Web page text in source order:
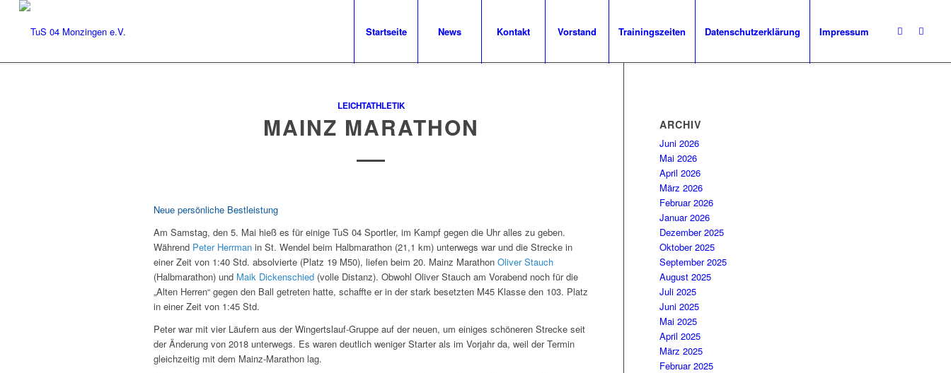
Startseite News Kontakt Vorstand Trainingszeiten Datenschutzerklärung Impressum
LEICHTATHLETIK
MAINZ MARATHON
Neue persönliche Bestleistung
Am Samstag, den 5. Mai hieß es für einige TuS 04 Sportler, im Kampf gegen die Uhr alles zu geben.
Während Peter Herrman in St. Wendel beim Halbmarathon (21,1 km) unterwegs war und die Strecke in
einer Zeit von 1:40 Std. absolvierte (Platz 19 M50), liefen beim 20. Mainz Marathon Oliver Stauch
(Halbmarathon) und Maik Dickenschied (volle Distanz). Obwohl Oliver Stauch am Vorabend noch für die
„Alten Herren“ gegen den Ball getreten hatte, schaffte er in der stark besetzten M45 Klasse den 103. Platz
in einer Zeit von 1:45 Std.
Peter war mit vier Läufern aus der Wingertslauf-Gruppe auf der neuen, um einiges schöneren Strecke seit
der Änderung von 2018 unterwegs. Es waren deutlich weniger Starter als im Vorjahr da, weil der Termin
gleichzeitig mit dem Mainz-Marathon lag.
ARCHIV
Juni 2026
Mai 2026
April 2026
März 2026
Februar 2026
Januar 2026
Dezember 2025
Oktober 2025
September 2025
August 2025
Juli 2025
Juni 2025
Mai 2025
April 2025
März 2025
Februar 2025